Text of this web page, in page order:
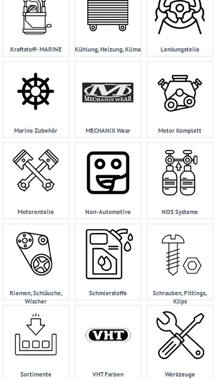
Kraftstoff- MARINE Kühlung, Heizung, Klima Lenkungsteile
Marine Zubehör MECHANIX Wear Motor Komplett
Motorenteile Non-Automotive NOS Systeme
Riemen, Schläuche,
Wischer
Schmierstoffe
Schrauben, Fittings,
Klips
Sortimente VHT Farben Werkzeuge